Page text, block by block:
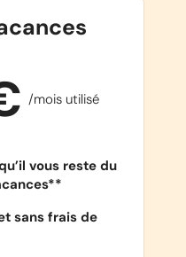
/mois utilisé
vous reste du
sans frais de